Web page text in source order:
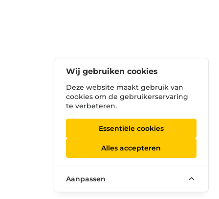
Wij gebruiken cookies
Deze website maakt gebruik van
cookies om de gebruikerservaring
te verbeteren.
Essentiële cookies
Alles accepteren
Aanpassen